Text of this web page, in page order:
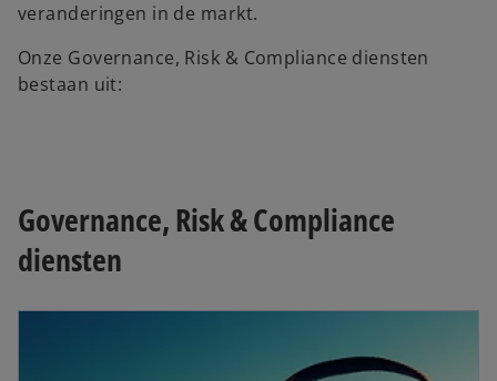
veranderingen in de markt.
Onze Governance, Risk & Compliance diensten
bestaan uit:
Governance, Risk & Compliance
diensten